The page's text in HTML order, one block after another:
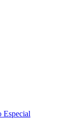
Especial